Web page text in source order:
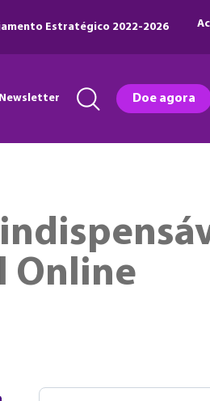
Estratégico 2022-2026
Newsletter Doe agora
Online